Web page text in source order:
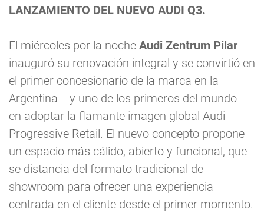
LANZAMIENTO DEL NUEVO AUDI Q3.
El miércoles por la noche Audi Zentrum Pilar
inauguró su renovación integral y se convirtió en
el primer concesionario de la marca en la
Argentina —y uno de los primeros del mundo—
en adoptar la flamante imagen global Audi
Progressive Retail. El nuevo concepto propone
un espacio más cálido, abierto y funcional, que
se distancia del formato tradicional de
showroom para ofrecer una experiencia
centrada en el cliente desde el primer momento.